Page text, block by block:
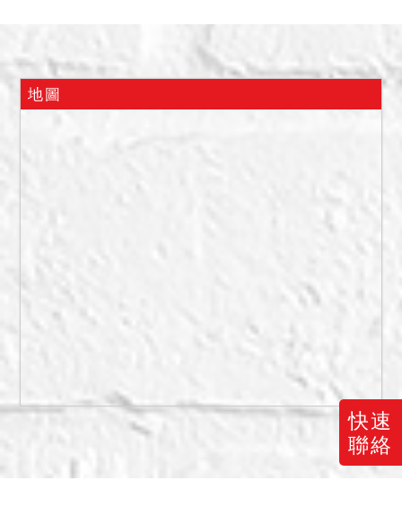
快速
聯絡
一、以上不動產採分別標
四、本件係變價分割遺產執
行事件，債權人及債務人
（即各共有人）均得參加應
買；且拍定後，除拍定人為
共有人外，依民法第830條
準用第824條第7項規定，公
同共有人有優先承買權，有
二人以上願優先承買者，以
地圖